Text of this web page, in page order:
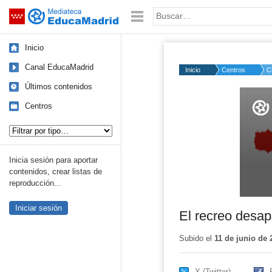
Saltar navegación Palabra o frase:
Inicio
Canal EducaMadrid
Últimos contenidos
Centros
Inicia sesión para aportar
contenidos, crear listas de
reproducción...
Iniciar sesión
Inicio Centros
50%
El recreo
Subido el 11 de junio de